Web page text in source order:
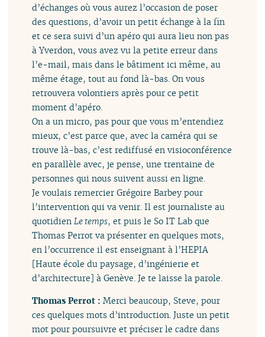
d’échanges où vous aurez l’occasion de poser
des questions, d’avoir un petit échange à la fin
et ce sera suivi d’un apéro qui aura lieu non pas
à Yverdon, vous avez vu la petite erreur dans
l’e-mail, mais dans le bâtiment ici même, au
même étage, tout au fond là-bas. On vous
retrouvera volontiers après pour ce petit
moment d’apéro.
On a un micro, pas pour que vous m’entendiez
mieux, c’est parce que, avec la caméra qui se
trouve là-bas, c’est rediffusé en visioconférence
en parallèle avec, je pense, une trentaine de
personnes qui nous suivent aussi en ligne.
Je voulais remercier Grégoire Barbey pour
l’intervention qui va venir. Il est journaliste au
quotidienLe temps, et puis le So IT Lab que
Thomas Perrot va présenter en quelques mots,
en l’occurrence il est enseignant à l’HEPIA
[Haute école du paysage, d’ingénierie et
d’architecture] à Genève. Je te laisse la parole.
Thomas Perrot :Merci beaucoup, Steve, pour
ces quelques mots d’introduction. Juste un petit
mot pour poursuivre et préciser le cadre dans